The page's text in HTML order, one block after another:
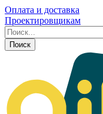
Оплата и доставка
Проектировщикам
Поиск